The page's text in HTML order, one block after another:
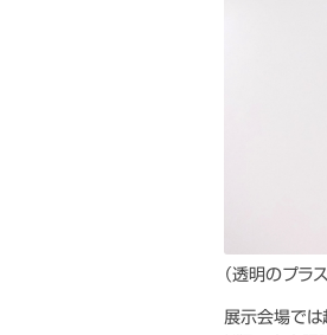
（透明のプラ
展示会場では